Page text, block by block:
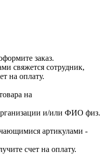
заказ.
свяжется сотрудник,
на оплату.
на
и/или ФИО физ.
артикулами -
счет на оплату.